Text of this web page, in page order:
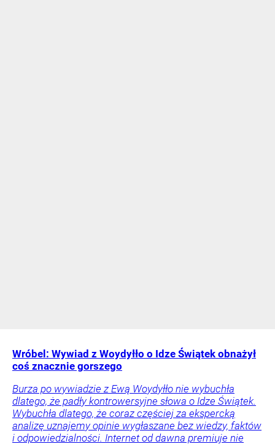
Wróbel: Wywiad z Woydyłło o Idze Świątek obnażył
coś znacznie gorszego
Burza po wywiadzie z Ewą Woydyłło nie wybuchła
dlatego, że padły kontrowersyjne słowa o Idze Świątek.
Wybuchła dlatego, że coraz częściej za ekspercką
analizę uznajemy opinie wygłaszane bez wiedzy, faktów
i odpowiedzialności. Internet od dawna premiuje nie